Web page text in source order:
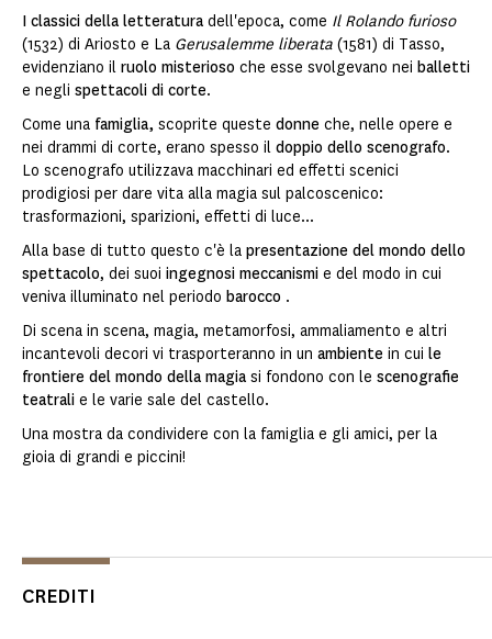
I classici della letteratura dell'epoca, come Il Rolando furioso
(1532) di Ariosto e La Gerusalemme liberata (1581) di Tasso,
evidenziano il ruolo misterioso che esse svolgevano nei balletti
e negli spettacoli di corte.
Come una famiglia, scoprite queste donne che, nelle opere e
nei drammi di corte, erano spesso il doppio dello scenografo.
Lo scenografo utilizzava macchinari ed effetti scenici
prodigiosi per dare vita alla magia sul palcoscenico:
trasformazioni, sparizioni, effetti di luce...
Alla base di tutto questo c'è la presentazione del mondo dello
spettacolo, dei suoi ingegnosi meccanismi e del modo in cui
veniva illuminato nel periodo barocco .
Di scena in scena, magia, metamorfosi, ammaliamento e altri
incantevoli decori vi trasporteranno in un ambiente in cui le
frontiere del mondo della magia si fondono con le scenografie
teatrali e le varie sale del castello.
Una mostra da condividere con la famiglia e gli amici, per la
gioia di grandi e piccini!
CREDITI